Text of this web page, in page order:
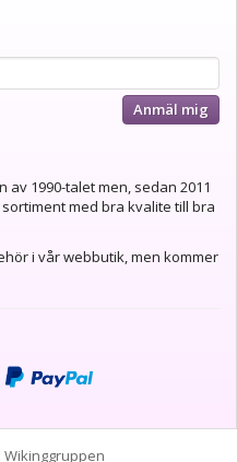
Anmäl mig
1990-talet men, sedan 2011
med bra kvalite till bra
i vår webbutik, men kommer
Wikinggruppen